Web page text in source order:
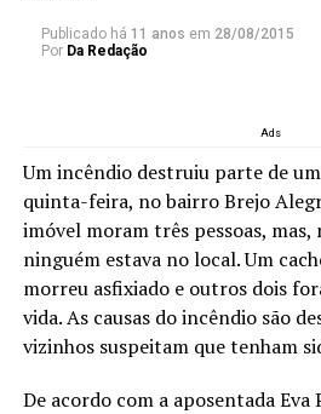
Publicado há 11 anos em 28/08/2015
Por Da Redação
Ads
Um incêndio destruiu parte de
quinta-feira, no bairro Brejo
imóvel moram três pessoas,
ninguém estava no local. Um
morreu asfixiado e outros dois
vida. As causas do incêndio são
vizinhos suspeitam que tenham
De acordo com a aposentada Eva